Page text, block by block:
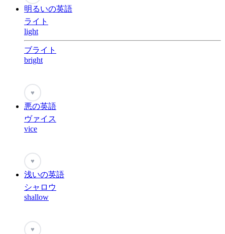
明るいの英語
ライト
light
ブライト
bright
♥
悪の英語
ヴァイス
vice
♥
浅いの英語
シャロウ
shallow
♥